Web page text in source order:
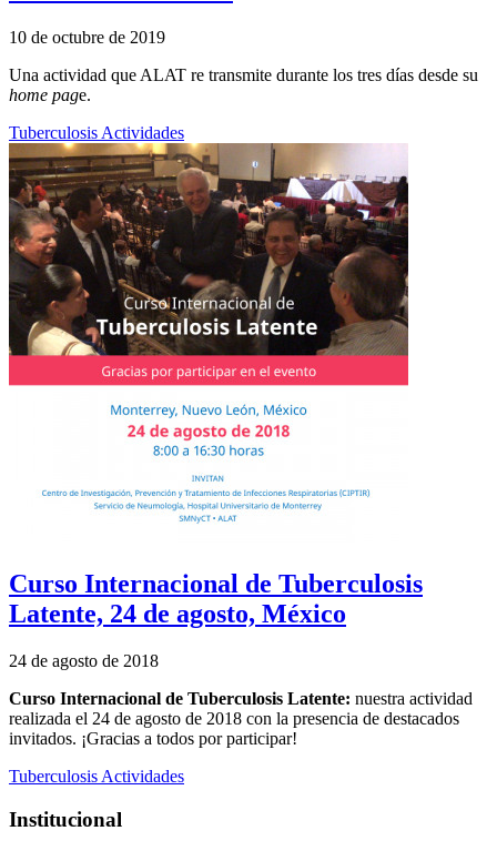
10 de octubre de 2019
Una actividad que ALAT re transmite durante los tres días desde su
home page.
Tuberculosis Actividades
Curso Internacional de Tuberculosis
Latente, 24 de agosto, México
24 de agosto de 2018
Curso Internacional de Tuberculosis Latente: nuestra actividad
realizada el 24 de agosto de 2018 con la presencia de destacados
invitados. ¡Gracias a todos por participar!
Tuberculosis Actividades
Institucional